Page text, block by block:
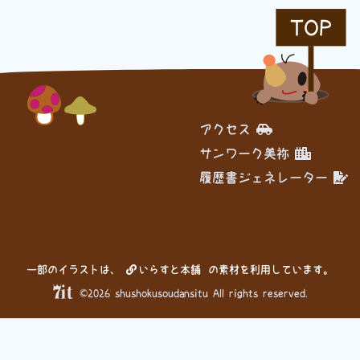
TOP
アクセス
サンワーク美祢
履歴書ジェネレーター
一部のイラストは、 いらすと本舗 の素材を利用しています。
©2026 shushokusoudansitu All rights reserved.